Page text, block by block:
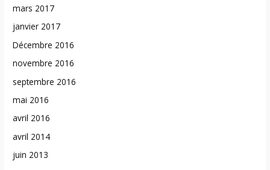
mars 2017
janvier 2017
Décembre 2016
novembre 2016
septembre 2016
mai 2016
avril 2016
avril 2014
juin 2013